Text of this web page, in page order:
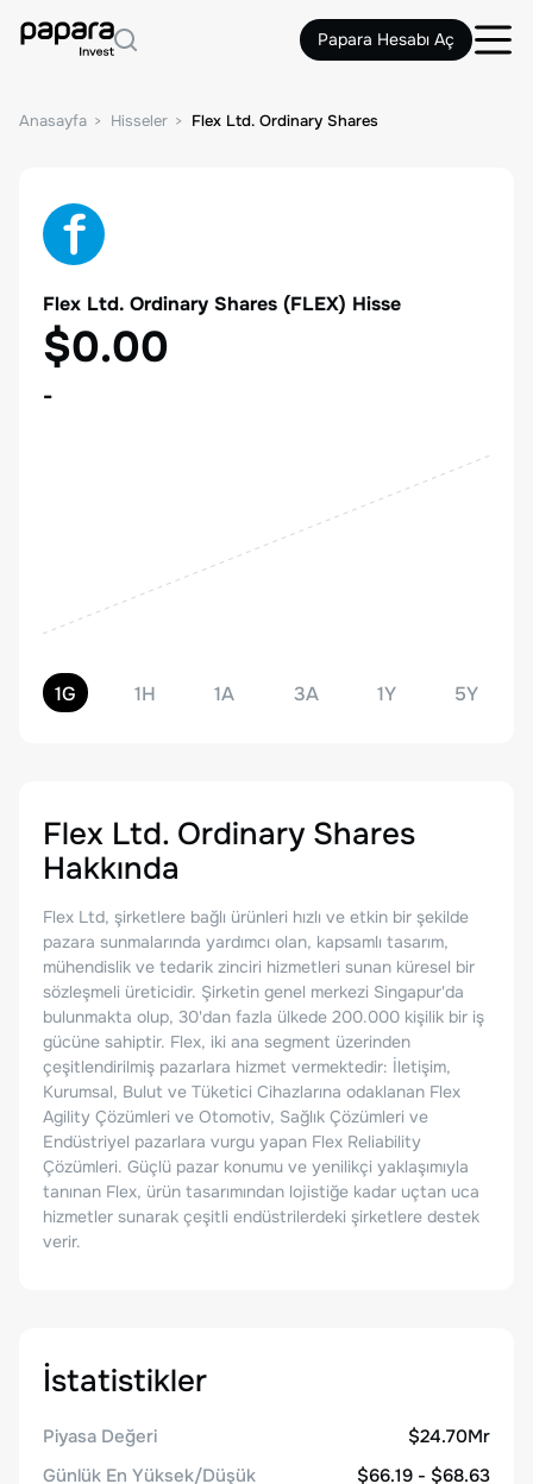
Papara Hesabı Aç
Anasayfa Hisseler Flex Ltd. Ordinary Shares
Flex Ltd. Ordinary Shares (FLEX) Hisse
$0.00
-
1G 1H 1A 3A 1Y 5Y
Flex Ltd. Ordinary Shares
Hakkında
Flex Ltd, şirketlere bağlı ürünleri hızlı ve etkin bir şekilde
pazara sunmalarında yardımcı olan, kapsamlı tasarım,
mühendislik ve tedarik zinciri hizmetleri sunan küresel bir
sözleşmeli üreticidir. Şirketin genel merkezi Singapur'da
bulunmakta olup, 30'dan fazla ülkede 200.000 kişilik bir iş
gücüne sahiptir. Flex, iki ana segment üzerinden
çeşitlendirilmiş pazarlara hizmet vermektedir: İletişim,
Kurumsal, Bulut ve Tüketici Cihazlarına odaklanan Flex
Agility Çözümleri ve Otomotiv, Sağlık Çözümleri ve
Endüstriyel pazarlara vurgu yapan Flex Reliability
Çözümleri. Güçlü pazar konumu ve yenilikçi yaklaşımıyla
tanınan Flex, ürün tasarımından lojistiğe kadar uçtan uca
hizmetler sunarak çeşitli endüstrilerdeki şirketlere destek
verir.
İstatistikler
Piyasa Değeri
$24.70Mr
Günlük En Yüksek/Düşük
$66.19 - $68.63